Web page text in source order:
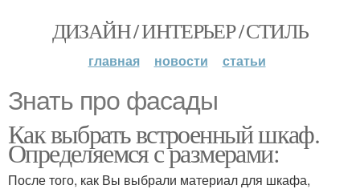
ДИЗАЙН / ИНТЕРЬЕР / СТИЛЬ
главная новости статьи
Знать про фасады
Как выбрать встроенный шкаф.
Определяемся с размерами:
После того, как Вы выбрали материал для шкафа,